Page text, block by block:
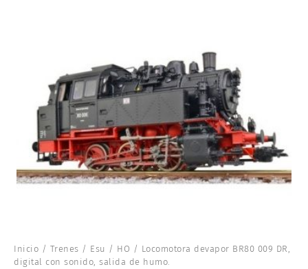
Inicio / Trenes / Esu / HO / Locomotora devapor BR80 009 DR,
digital con sonido, salida de humo.